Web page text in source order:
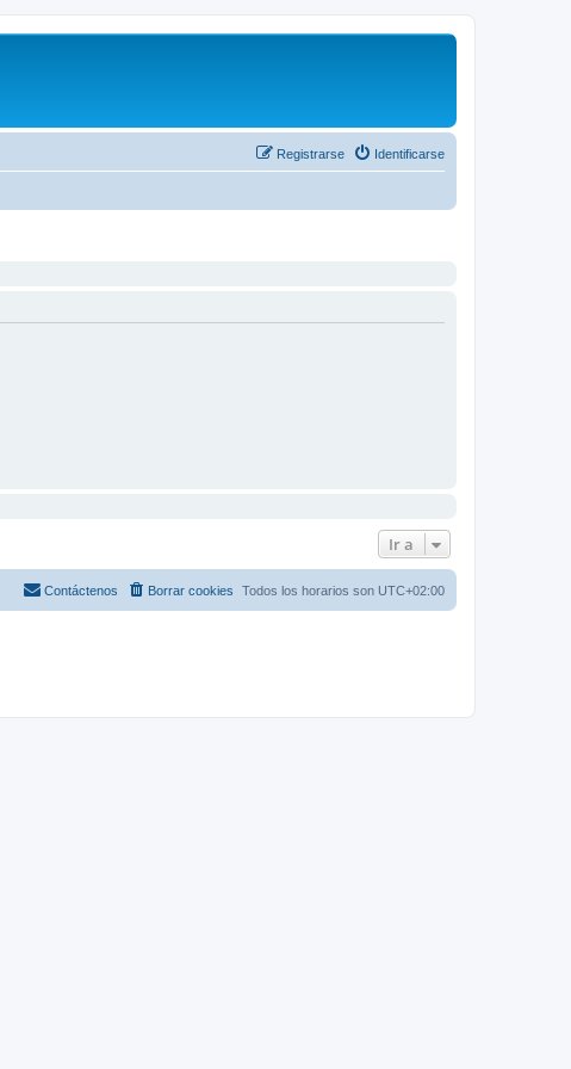
Identificarse
Registrarse
Ir a
Todos los horarios son UTC+02:00
Borrar cookies
Contáctenos